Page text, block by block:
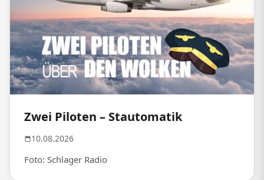
Zwei Piloten – Stautomatik
10.08.2026
Foto: Schlager Radio